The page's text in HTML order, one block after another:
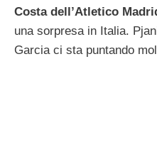
Costa dell’Atletico
una sorpresa in Italia.
Garcia ci sta puntando